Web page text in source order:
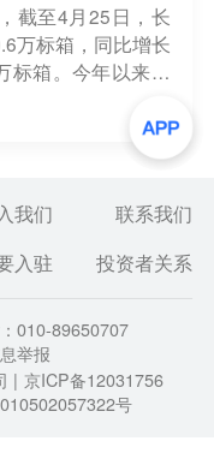
截至4月25日，长
万标箱，同比增长
标箱。今年以来，
海铁联运通道能
主要港口海铁联运
班列开行数增至11
我们
联系我们
入驻 投资者关系
010-89650707
举报
| 京ICP备12031756
号